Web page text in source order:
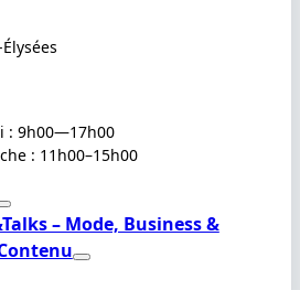
: 9h00—17h00
: 11h00–15h00
– Mode, Business &